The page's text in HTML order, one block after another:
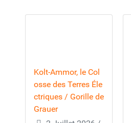
Kolt-Ammor, le Col
osse des Terres Éle
ctriques / Gorille de
Grauer